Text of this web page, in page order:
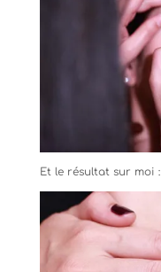
Et le résultat sur moi :